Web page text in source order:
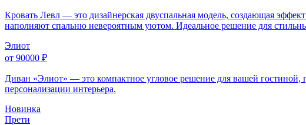
Кровать Левл — это дизайнерская двуспальная модель, создающая
наполняют спальню невероятным уютом. Идеальное решение для
Элиот
от 90000 ₽
Диван «Элиот» — это компактное угловое решение для вашей
персонализации интерьера.
Новинка
Прети